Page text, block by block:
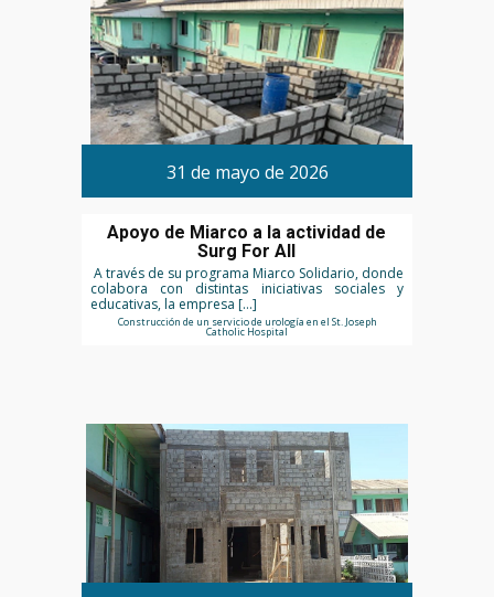
31 de mayo de 2026
Apoyo de Miarco a la actividad de
Surg For All
A través de su programa Miarco Solidario, donde
colabora con distintas iniciativas sociales y
educativas, la empresa […]
Construcción de un servicio de urología en el St. Joseph
Catholic Hospital